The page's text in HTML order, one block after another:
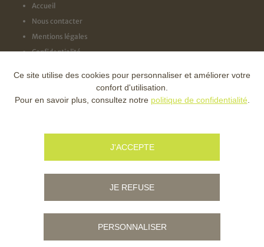
Accueil
Nous contacter
Mentions légales
Confidentialité
NOS LABELS
Ce site utilise des cookies pour personnaliser et améliorer votre
confort d'utilisation.
Pour en savoir plus, consultez notre politique de confidentialité
J'ACCEPTE
JE REFUSE
PERSONNALISER